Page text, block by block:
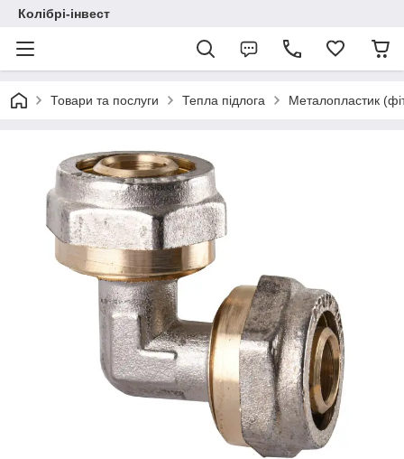
Колібрі-інвест
Товари та послуги Тепла підлога Металопластик